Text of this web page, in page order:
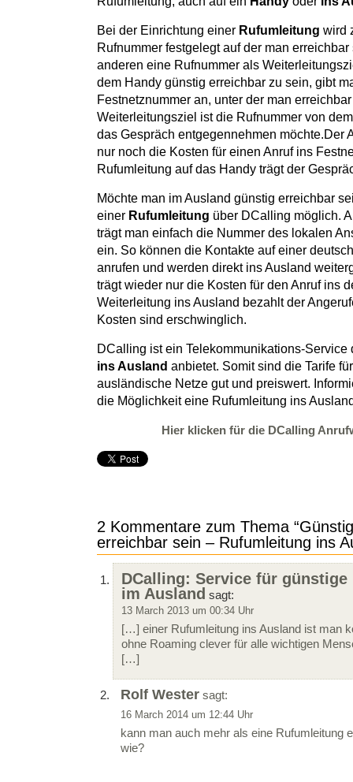
Bei der Einrichtung einer Rufumleitung wird
Rufnummer festgelegt auf der man
anderen eine Rufnummer als
dem Handy günstig erreichbar zu sein, gibt
Festnetznummer an, unter der man
Weiterleitungsziel ist die Rufnummer von
das Gespräch entgegennehmen möchte.Der
nur noch die Kosten für einen Anruf ins
Rufumleitung auf das Handy trägt der
Möchte man im Ausland günstig erreichbar
einer Rufumleitung über DCalling möglich.
trägt man einfach die Nummer des lokalen
ein. So können die Kontakte auf einer
anrufen und werden direkt ins Ausland
trägt wieder nur die Kosten für den Anruf ins
Weiterleitung ins Ausland bezahlt der
Kosten sind erschwinglich.
DCalling ist ein Telekommunikations-
ins Ausland anbietet. Somit sind die Tarife
ausländische Netze gut und preiswert.
die Möglichkeit eine Rufumleitung ins
Hier klicken für die DCalling
2 Kommentare zum Thema
erreichbar sein – Rufumleitung ins
DCalling: Service für
im Ausland sagt:
13 March 2013 um 00:34 Uhr
[…] einer Rufumleitung ins Ausland ist man
ohne Roaming clever für alle wichtigen
[…]
Rolf Wester sagt:
16 March 2014 um 12:44 Uhr
kann man auch mehr als eine Rufumleitung
wie?